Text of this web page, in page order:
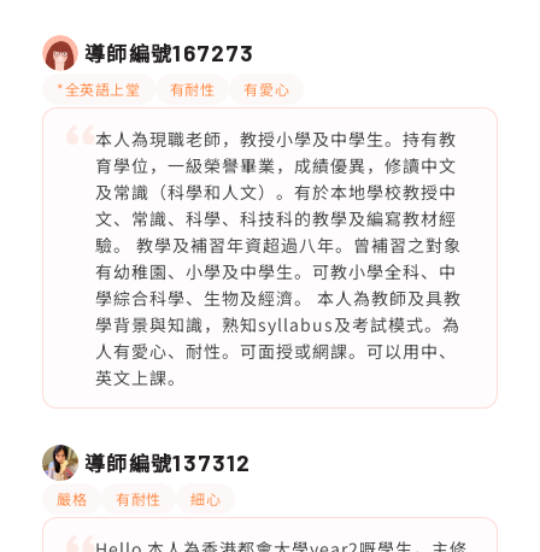
導師編號167273
*全英語上堂 有耐性 有愛心
本人為現職老師，教授小學及中學生。持有教
育學位，一級榮譽畢業，成績優異，修讀中文
及常識（科學和人文）。有於本地學校教授中
文、常識、科學、科技科的教學及編寫教材經
驗。 教學及補習年資超過八年。曾補習之對象
有幼稚園、小學及中學生。可教小學全科、中
學綜合科學、生物及經濟。 本人為教師及具教
學背景與知識，熟知syllabus及考試模式。為
人有愛心、耐性。可面授或網課。可以用中、
英文上課。
導師編號137312
嚴格 有耐性 細心